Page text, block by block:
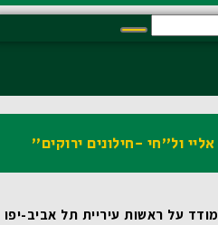
ול"חי -חילונים ירוקים"
על ראשות עיריית תל אביב-יפו